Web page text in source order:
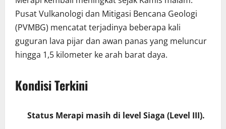
Pusat Vulkanologi dan Mitigasi Bencana Geologi
(PVMBG) mencatat terjadinya beberapa kali
guguran lava pijar dan awan panas yang meluncur
hingga 1,5 kilometer ke arah barat daya.
Kondisi Terkini
Status Merapi masih di level Siaga (Level III).